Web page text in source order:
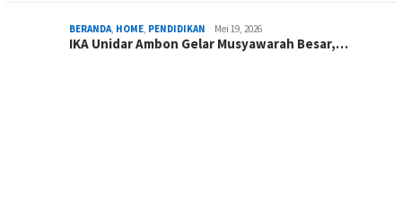
BERANDA, HOME, PENDIDIKAN Mei 19, 2026
IKA Unidar Ambon Gelar Musyawarah Besar,…